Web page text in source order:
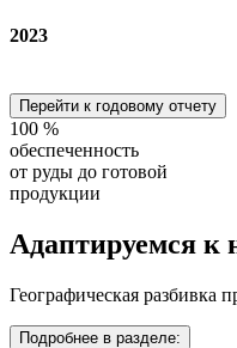
2023
Перейти к годовому отчету
100 %
обеспеченность
от руды до готовой
продукции
Адаптируемся к
Географическая разбивка
Подробнее в разделе: